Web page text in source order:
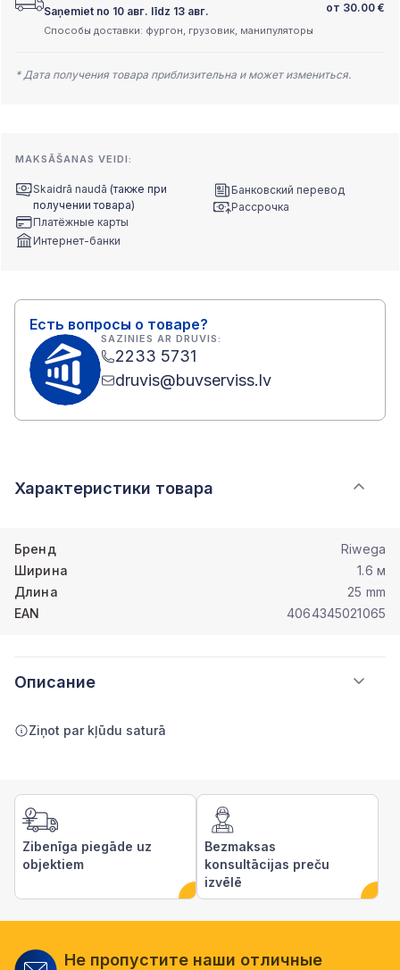
Saņemiet no 10 авг. līdz 13 авг. от 30.00 €
Способы доставки: фургон, грузовик, манипуляторы
* Дата получения товара приблизительна и может измениться.
MAKSĀŠANAS VEIDI:
Skaidrā naudā (также при
получении товара)
Платёжные карты
Интернет-банки
Банковский перевод
Рассрочка
Есть вопросы о товаре?
SAZINIES AR DRUVIS:
2233 5731
druvis@buvserviss.lv
Характеристики товара
Бренд
Riwega
Ширина
1.6 м
Длина
25 mm
EAN
4064345021065
Описание
Ziņot par kļūdu saturā
Zibenīga piegāde uz
objektiem
Bezmaksas
konsultācijas preču
izvēlē
Не пропустите наши отличные